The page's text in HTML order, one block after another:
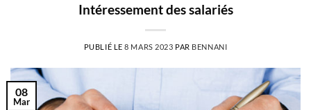
Intéressement des salariés
PUBLIÉ LE8 MARS 2023 PAR BENNANI
08
Mar